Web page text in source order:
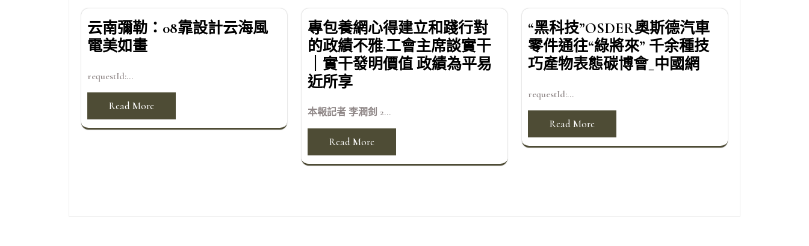
云南彌勒：08靠設計云海風
電美如畫
requestId:...
Read More
專包養網心得建立和踐行對
的政績不雅·工會主席談實干
｜實干發明價值 政績為平易
近所享
本報記者 李潤釗 2...
Read More
“黑科技”OSDER奧斯德汽車
零件通往“綠將來” 千余種技
巧產物表態碳博會_中國網
requestId:...
Read More